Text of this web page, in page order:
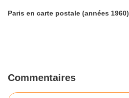
Paris en carte postale (années 1960)
Commentaires